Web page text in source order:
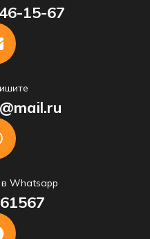
15-67
Whatsapp